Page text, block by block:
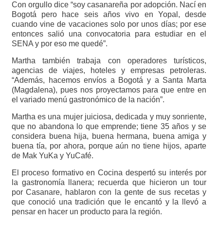
Con orgullo dice “soy casanareña por adopción. Nací en
Bogotá pero hace seis años vivo en Yopal, desde
cuando vine de vacaciones solo por unos días; por ese
entonces salió una convocatoria para estudiar en el
SENA y por eso me quedé”.
Martha también trabaja con operadores turísticos,
agencias de viajes, hoteles y empresas petroleras.
“Además, hacemos envíos a Bogotá y a Santa Marta
(Magdalena), pues nos proyectamos para que entre en
el variado menú gastronómico de la nación”.
Martha es una mujer juiciosa, dedicada y muy sonriente,
que no abandona lo que emprende; tiene 35 años y se
considera buena hija, buena hermana, buena amiga y
buena tía, por ahora, porque aún no tiene hijos, aparte
de Mak YuKa y YuCafé.
El proceso formativo en Cocina despertó su interés por
la gastronomía llanera; recuerda que hicieron un tour
por Casanare, hablaron con la gente de sus recetas y
que conoció una tradición que le encantó y la llevó a
pensar en hacer un producto para la región.